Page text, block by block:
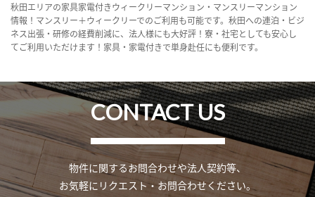
秋田エリアの家具家電付きウィークリーマンション・マンスリーマンション
情報！マンスリー＋ウィークリーでのご利用も可能です。秋田への連泊・ビジ
ネス出張・研修の経費削減に、法人様にも大好評！寮・社宅としても安心し
てご利用いただけます！家具・家電付きで単身赴任にも便利です。
CONTACT US
物件に関するお問合わせや法人契約等、
お気軽にリクエスト・お問合わせください。